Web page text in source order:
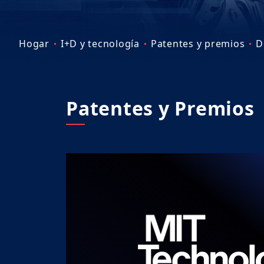
Hogar I+D y tecnología Patentes y premios
Patentes y Premios